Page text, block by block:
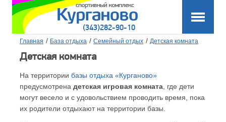
(343)282-90-10
Главная / База отдыха / Семейный отдых / Детская комната
Детская комната
На территории базы отдыха «Курганово»
предусмотрена детская игровая комната , где дети
могут весело и с удовольствием проводить время, пока
их родители отдыхают на территории базы.